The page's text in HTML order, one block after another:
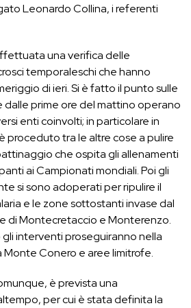
Leonardo Collina, i referenti
una verifica delle
temporaleschi che hanno
di ieri. Si è fatto il punto sulle
dalle prime ore del mattino operano
enti coinvolti; in particolare in
proceduto tra le altre cose a pulire
che ospita gli allenamenti
ai Campionati mondiali. Poi gli
si sono adoperati per ripulire il
e le zone sottostanti invase dal
di Montecretaccio e Monterenzo.
interventi proseguiranno nella
Monte Conero e aree limitrofe.
è prevista una
per cui è stata definita la